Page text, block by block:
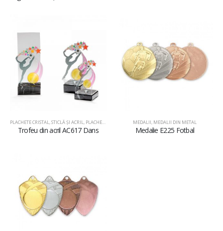
PLACHETE CRISTAL, STICLĂ ŞI ACRIL, PLACHETE DIN ACRIL
Trofeu din acril AC617 Dans
MEDALII, MEDALII DIN METAL
Medalie E225 Fotbal